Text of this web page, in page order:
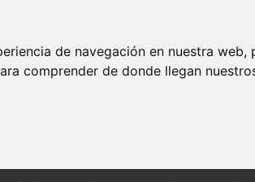
de navegación en nuestra
comprender de donde llegan